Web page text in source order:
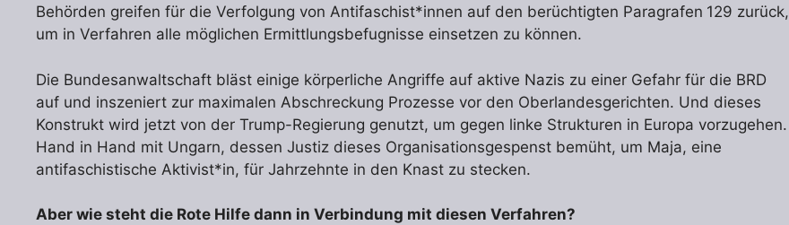
Behörden greifen für die Verfolgung von Antifaschist*innen auf den berüchtigten Paragrafen 129 zurück,
um in Verfahren alle möglichen Ermittlungsbefugnisse einsetzen zu können.
Die Bundesanwaltschaft bläst einige körperliche Angriffe auf aktive Nazis zu einer Gefahr für die BRD
auf und inszeniert zur maximalen Abschreckung Prozesse vor den Oberlandesgerichten. Und dieses
Kon­strukt wird jetzt von der Trump-Regierung genutzt, um gegen linke Strukturen in Europa vorzugehen.
Hand in Hand mit Ungarn, dessen Justiz dieses Organisationsgespenst bemüht, um Maja, eine
antifaschistische Aktivist*in, für Jahrzehnte in den Knast zu stecken.
Aber wie steht die Rote Hilfe dann in Verbindung mit diesen Verfahren?